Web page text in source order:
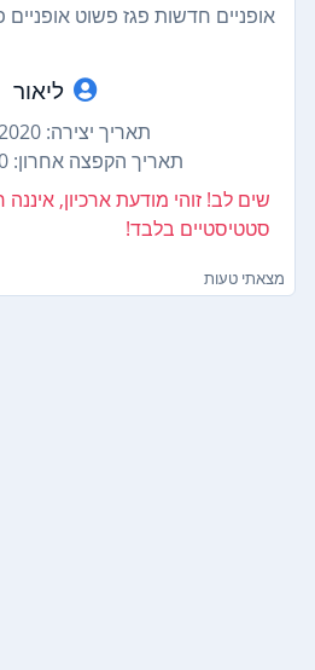
אופניים חדשות פגז פשוט
ליאור
תאריך יצירה: 26/03/2020
תאריך הקפצה אחרון: 26/03/2020
שים לב! זוהי מודעת ארכיון, איננה
סטטיסטיים בלבד!
מצאתי טעות